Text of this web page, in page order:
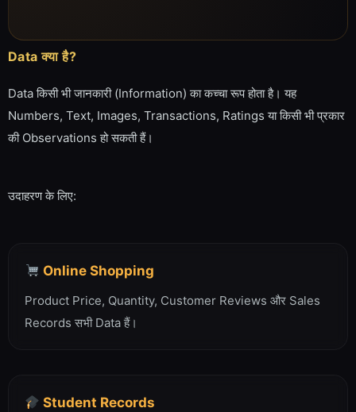
Data क्या है?
Data किसी भी जानकारी (Information) का कच्चा रूप होता है। यह
Numbers, Text, Images, Transactions, Ratings या किसी भी प्रकार
की Observations हो सकती हैं।
उदाहरण के लिए:
Online Shopping
Product Price, Quantity, Customer Reviews और Sales
Records सभी Data हैं।
Student Records